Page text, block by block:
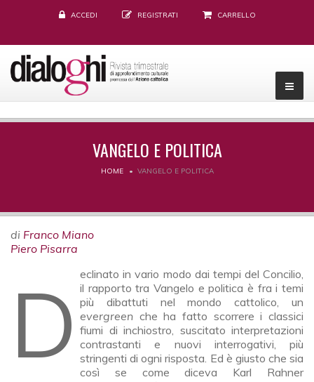
ACCEDI REGISTRATI CARRELLO
VANGELO E POLITICA
HOME VANGELO E POLITICA
di Franco Miano
Piero Pisarra
Declinato in vario modo dai tempi del Concilio,
il rapporto tra Vangelo e politica è fra i temi
più dibattuti nel mondo cattolico, un
evergreen che ha fatto scorrere i classici
fiumi di inchiostro, suscitato interpretazioni
contrastanti e nuovi interrogativi, più
stringenti di ogni risposta. Ed è giusto che sia
così se come diceva Karl Rahner